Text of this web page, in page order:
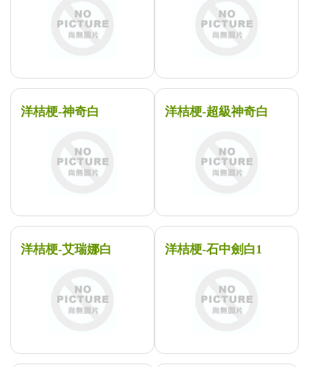
洋桔梗-神奇白 洋桔梗-超級神奇白
洋桔梗-艾瑞娜白 洋桔梗-石中劍白1